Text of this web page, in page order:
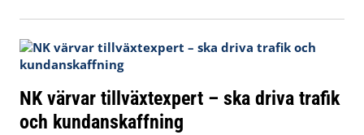
NK värvar tillväxtexpert – ska driva trafik
och kundanskaffning